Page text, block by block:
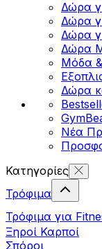
Δώρα
Δώρα
Δώρα
Δώρα
Μόδα
Δώρα
Νέα
Κατηγορίες
Τρόφιμα
Τρόφιμα για
Ξηροί Καρποί
Σπόροι